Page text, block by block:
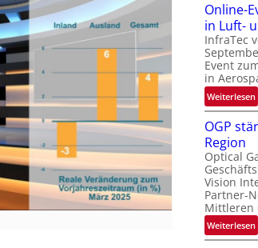
‚
y
r
s
c
t
r
l
N
t
r
t
i
l
i
s
i
Online-
in Luft-
InfraTec
Event
in
Weiterlesen:
n
i
-
E
v
OGP
Region
Optical
Vision
Partner-
Mittleren
Weiterlesen: